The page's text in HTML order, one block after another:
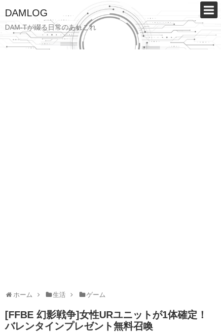
DAMLOG
DAM-Tが綴る日常のあれこれ
ホーム 生活 ゲーム
[FFBE 幻影戦争]女性URユニットが1体確定！
バレンタインプレゼント無料召喚